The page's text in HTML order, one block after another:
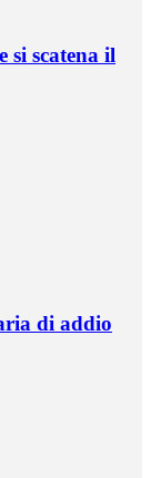
scatena il
di addio